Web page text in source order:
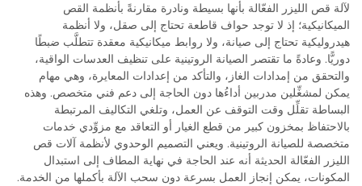
لآلة قص الليزر الفعّالة بأنها بسيطة ونادرة مقارنةً بأنظمة القص
الميكانيكية؛ إذ لا توجد حواف قاطعة تحتاج إلى صقل، ولا أنظمة
هيدروليكية تحتاج إلى صيانة، ولا روابط ميكانيكية معقدة تتطلَّب ضبطًا
دوريًّا. وعادةً ما تقتصر الصيانة الروتينية على تنظيف العدسات الواقية،
والتحقق من إمدادات الغاز، والتأكد من إعدادات المعايرة، وهي مهام
يمكن لمشغِّلين مدربين أداءُها دون الحاجة إلى دعم فني متخصص. وهذه
البساطة تقلِّل وقت التوقف عن العمل، وتلغي التكاليف المرتبطة
بالاحتفاظ بمخزون كبير من قطع الغيار أو التعاقد مع مزوِّدي خدمات
متخصصة للصيانة الروتينية. ويعني التصميم الوحدوي لأنظمة آلات قص
الليزر الفعّالة الحديثة أنه عند الحاجة في نهاية المطاف إلى استبدال
المكونات، يمكن إنجاز العمل بسرعة دون سحب الآلة بأكملها من الخدمة.